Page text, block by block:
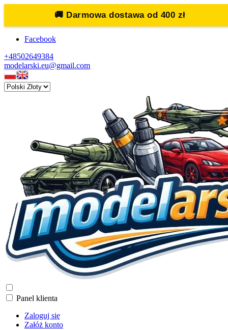
🚚 Darmowa dostawa od 400 zł
Facebook
+48502649384
modelarski.eu@gmail.com
Panel klienta
Zaloguj się
Załóż konto